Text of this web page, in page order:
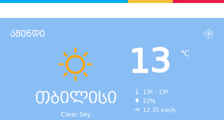
ამინდი
თბილისი
Clear Sky
13 ℃
13º - 13º
22%
12.35 km/h